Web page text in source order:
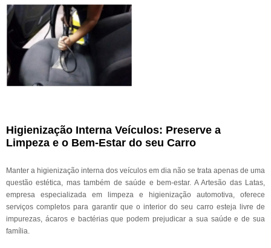
Higienização Interna Veículos: Preserve a
Limpeza e o Bem-Estar do seu Carro
Manter a higienização interna dos veículos em dia não se trata apenas de uma
questão estética, mas também de saúde e bem-estar. A Artesão das Latas,
empresa especializada em limpeza e higienização automotiva, oferece
serviços completos para garantir que o interior do seu carro esteja livre de
impurezas, ácaros e bactérias que podem prejudicar a sua saúde e de sua
família.